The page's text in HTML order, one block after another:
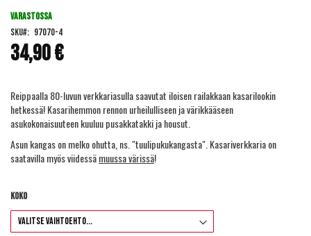
beginning
the
images
gallery
34,90 €
VARASTOSSA
SKU
97070-4
Reippaalla 80-luvun verkkariasulla saavutat iloisen railakkaan kasarilookin
hetkessä! Kasarihemmon rennon urheilulliseen ja värikkääseen
asukokonaisuuteen kuuluu pusakkatakki ja housut.
Asun kangas on melko ohutta, ns. "tuulipukukangasta". Kasariverkkaria on
saatavilla myös viidessämuussa värissä!
Koko